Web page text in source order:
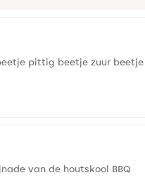
pittig beetje zuur
van de houtskool BBQ